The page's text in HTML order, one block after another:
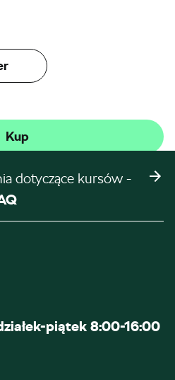
Kup
dotyczące kursów -
piątek 8:00-16:00